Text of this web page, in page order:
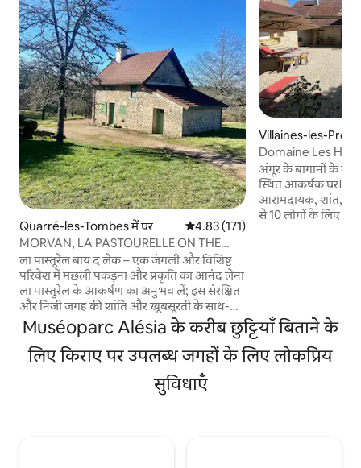
Quarré-les-Tombes में घर औसत रेटिंग 5 में से 4.83, 171 समीक्षाएँ
4.83 (171)
MORVAN, LA PASTOURELLE ON THE
LAKE
ला पास्तूरेल बाय द लेक – एक जंगली और विशिष्ट
परिवेश में मछली पकड़ना और प्रकृति का आनंद लेना
ला पास्तुरेल के आकर्षण का अनुभव लें; इस संरक्षित
और निजी जगह की शांति और खूबसूरती के साथ-
साथ बारीकियों पर दिया गया ध्यान, आपको पूरी तरह
से आराम देता है। 18वीं सदी का, पारंपरिक पत्थर से
बना, मॉरवांडेल घर, जिसकी धूप से रोशन छत उसकी
अपनी झील की ओर मुख करके है और जो पुराने
ऑबर्ज़ दे ब्रिज़ार्ड के डोमेन में 7 हेक्टेयर के पार्क और
जंगल वाले मैदान में स्थित है। अगर जल्दी रिज़र्व
Villaines-les-
Domaine Les
अंगूर के बागानों के
स्थित आकर्षक घर।
आरामदायक, शांत, बंद
से 10 लोगों के लिए -
कीमत पर ऑर्डर करना।
Muséoparc Alésia के करीब छुट्टियाँ बिताने के
लिए किराए पर उपलब्ध जगहों के लिए लोकप्रिय
सुविधाएँ